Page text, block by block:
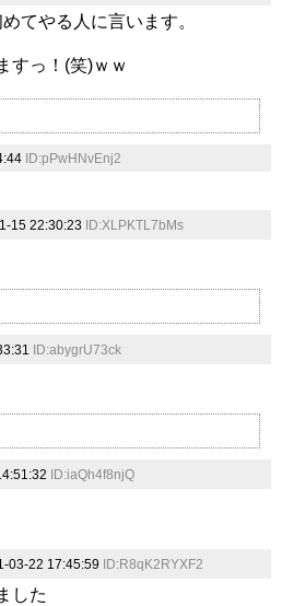
てやる人に言います。
すっ！(笑)ｗｗ
ID:pPwHNvEnj2
15 22:30:23 ID:XLPKTL7bMs
ID:abygrU73ck
ID:iaQh4f8njQ
03-22 17:45:59 ID:R8qK2RYXF2
した